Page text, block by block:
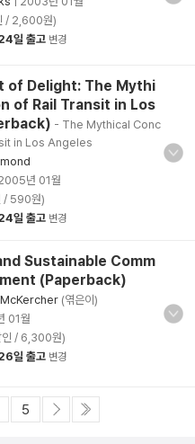
/ 2,600원)
일 출고 변경
of Delight: The Mythi
of Rail Transit in Los
- The Mythical Conc
in Los Angeles
년 01월
/ 590원)
일 출고 변경
Sustainable Comm
(Paperback)
(엮은이)
01월
인 / 6,300원)
일 출고 변경
5